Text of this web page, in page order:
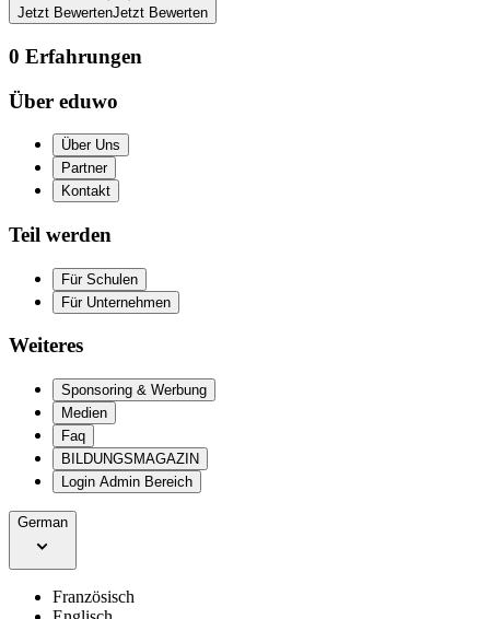
Jetzt BewertenJetzt Bewerten
0 Erfahrungen
Über eduwo
Über Uns
Partner
Kontakt
Teil werden
Für Schulen
Für Unternehmen
Weiteres
Sponsoring & Werbung
Medien
Faq
BILDUNGSMAGAZIN
Login Admin Bereich
German
Französisch